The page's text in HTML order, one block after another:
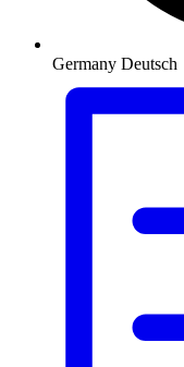
Germany Deutsch